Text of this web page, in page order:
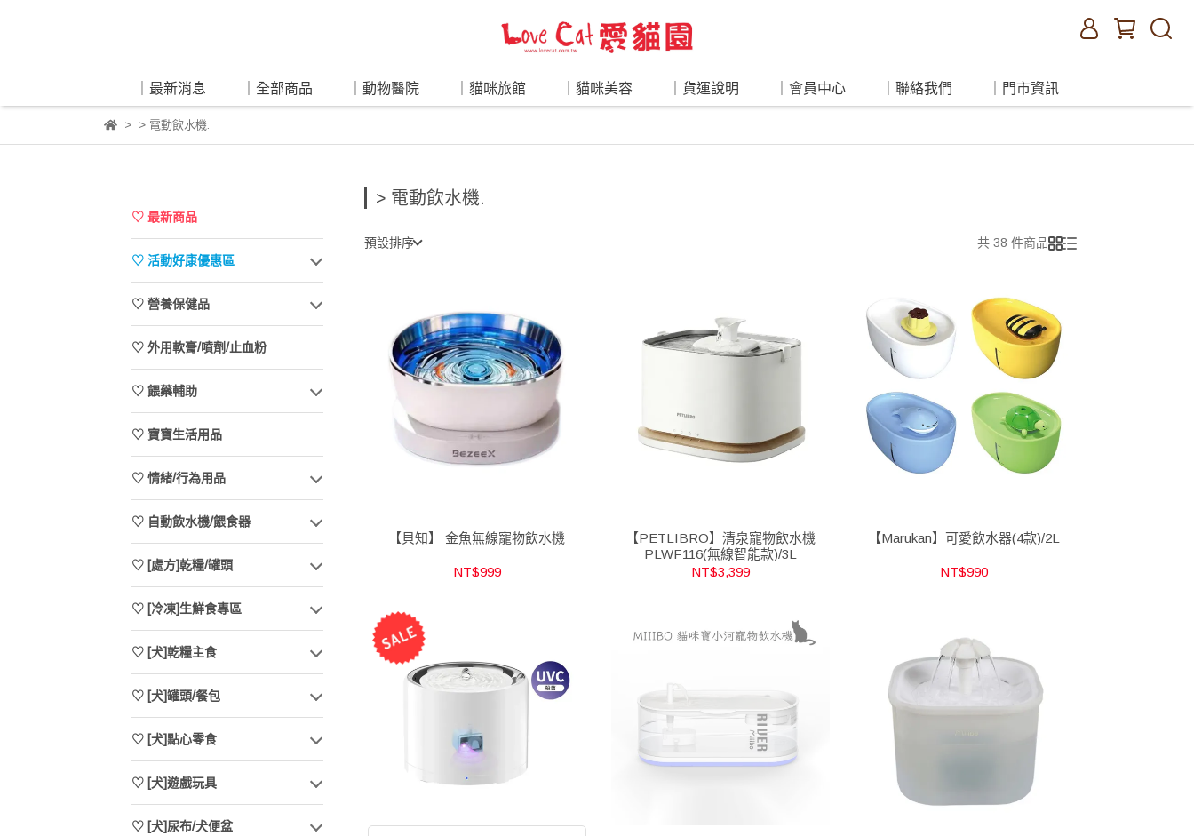
｜最新消息 ｜全部商品 ｜動物醫院 ｜貓咪旅館 ｜貓咪美容 ｜貨運說明 ｜會員中心 ｜聯絡我們 ｜門市資訊
> 電動飲水機.
♡ 最新商品
♡ 活動好康優惠區
♡ 營養保健品
♡ 外用軟膏/噴劑/止血粉
♡ 餵藥輔助
♡ 寶寶生活用品
♡ 情緒/行為用品
♡ 自動飲水機/餵食器
♡ [處方]乾糧/罐頭
♡ [冷凍]生鮮食專區
♡ [犬]乾糧主食
♡ [犬]罐頭/餐包
♡ [犬]點心零食
♡ [犬]遊戲玩具
♡ [犬]尿布/犬便盆
> 電動飲水機.
預設排序 共 38 件商品
【貝知】 金魚無線寵物飲水機
NT$999
【PETLIBRO】清泉寵物飲水機
PLWF116(無線智能款)/3L
NT$3,399
【Marukan】可愛飲水器(4款)/2L
NT$990